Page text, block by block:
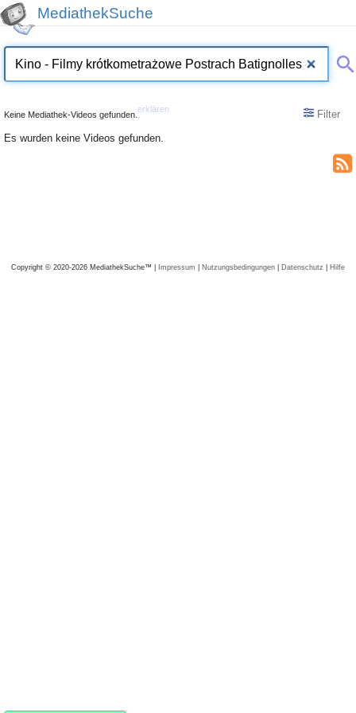
MediathekSuche
Keine Mediathek-Videos gefunden.
erklären
Filter
Es wurden keine Videos gefunden.
Copyright © 2020-2026 MediathekSuche™ | Impressum | Nutzungsbedingungen | Datenschutz | Hilfe